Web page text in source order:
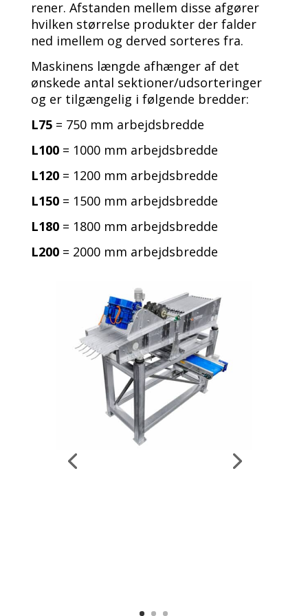
rener. Afstanden mellem disse afgører
hvilken størrelse produkter der falder
ned imellem og derved sorteres fra.
Maskinens længde afhænger af det
ønskede antal sektioner/udsorteringer
og er tilgængelig i følgende bredder:
L75= 750 mm arbejdsbredde
L100= 1000 mm arbejdsbredde
L120= 1200 mm arbejdsbredde
L150= 1500 mm arbejdsbredde
L180= 1800 mm arbejdsbredde
L200= 2000 mm arbejdsbredde